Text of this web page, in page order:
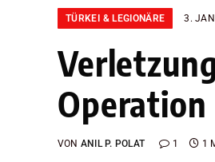
TÜRKEI & LEGIONÄRE 3.
VON ANIL P. POLAT 1 1